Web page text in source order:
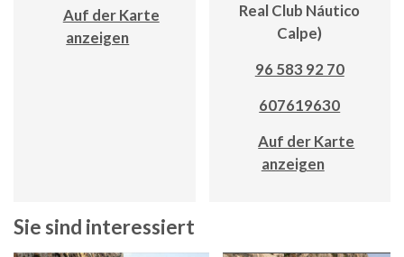
Auf der Karte
anzeigen
Real Club Náutico
Calpe)
96 583 92 70
607619630
Auf der Karte
anzeigen
Sie sind interessiert